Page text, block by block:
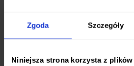
Zgoda Szczegóły
Niniejsza strona korzysta z
kultowej marki:
wykonane jest z